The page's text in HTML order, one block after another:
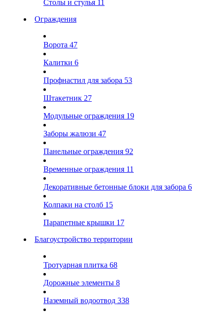
Столы и стулья 11
Ограждения
Ворота 47
Калитки 6
Профнастил для забора 53
Штакетник 27
Модульные ограждения 19
Заборы жалюзи 47
Панельные ограждения 92
Временные ограждения 11
Декоративные бетонные блоки для забора 6
Колпаки на столб 15
Парапетные крышки 17
Благоустройство территории
Тротуарная плитка 68
Дорожные элементы 8
Наземный водоотвод 338